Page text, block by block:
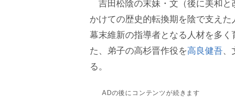
吉田松陰の末妹・文（後に美和と
かけての歴史的転換期を陰で支えた
幕末維新の指導者となる人材を多く
た、弟子の高杉晋作役を高良健吾、
る。
ADの後にコンテンツが続きます